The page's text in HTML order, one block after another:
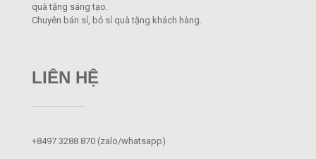
quà tặng sáng tạo.
Chuyên bán sỉ, bỏ sỉ quà tặng khách hàng.
LIÊN HỆ
+8497 3288 870 (zalo/whatsapp)